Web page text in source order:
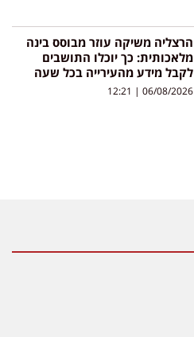
הרצליה משיקה עוזר מבוסס בינה
מלאכותית: כך יוכלו התושבים
לקבל מידע מהעירייה בכל שעה
06/08/2026